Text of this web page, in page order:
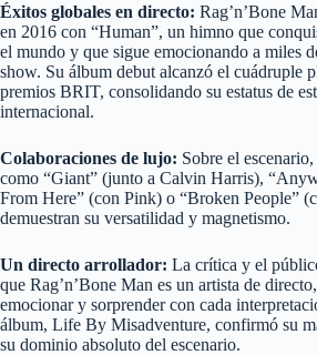
Éxitos globales en directo: Rag’n’Bone
en 2016 con “Human”, un himno que
el mundo y que sigue emocionando a miles
show. Su álbum debut alcanzó el cuádruple
premios BRIT, consolidando su estatus de
internacional.
Colaboraciones de lujo: Sobre el
como “Giant” (junto a Calvin Harris),
From Here” (con Pink) o “Broken People”
demuestran su versatilidad y magnetismo.
Un directo arrollador: La crítica y el
que Rag’n’Bone Man es un artista de
emocionar y sorprender con cada
álbum, Life By Misadventure, confirmó su
su dominio absoluto del escenario.